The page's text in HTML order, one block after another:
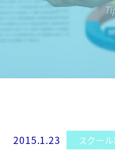
2015.1.23 スクー